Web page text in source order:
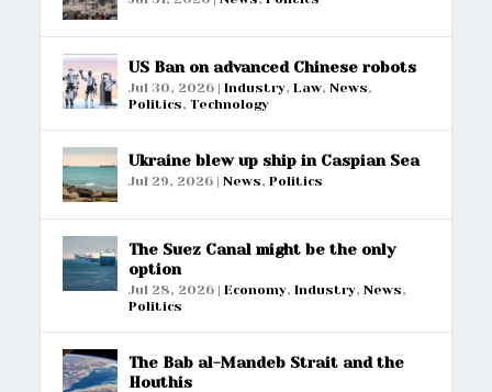
US Ban on advanced Chinese robots
Jul 30, 2026 |Industry,Law,News,
Politics,Technology
Ukraine blew up ship in Caspian Sea
Jul 29, 2026 |News,Politics
The Suez Canal might be the only
option
Jul 28, 2026 |Economy,Industry,News,
Politics
The Bab al-Mandeb Strait and the
Houthis